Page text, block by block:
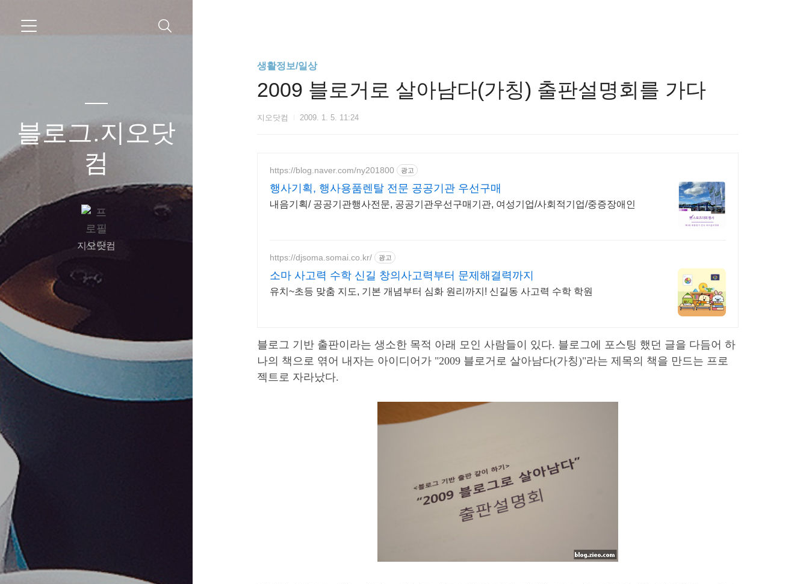
블로그.지오닷
컴
지오닷컴
생활정보/일상
2009 블로거로 살아남다(가칭) 출판설명회를 가다
지오닷컴 2009. 1. 5. 11:24
https://blog.naver.com/ny201800 광고
행사기획, 행사용품렌탈 전문 공공기관 우선구매
내음기획/ 공공기관행사전문, 공공기관우선구매기관, 여성기업/사회적기업/중증장애인
https://djsoma.somai.co.kr/ 광고
소마 사고력 수학 신길 창의사고력부터 문제해결력까지
유치~초등 맞춤 지도, 기본 개념부터 심화 원리까지! 신길동 사고력 수학 학원
블로그 기반 출판이라는 생소한 목적 아래 모인 사람들이 있다. 블로그에 포스팅 했던 글을 다듬어 하
나의 책으로 엮어 내자는 아이디어가 "2009 블로거로 살아남다(가칭)"라는 제목의 책을 만드는 프로
젝트로 자라났다.